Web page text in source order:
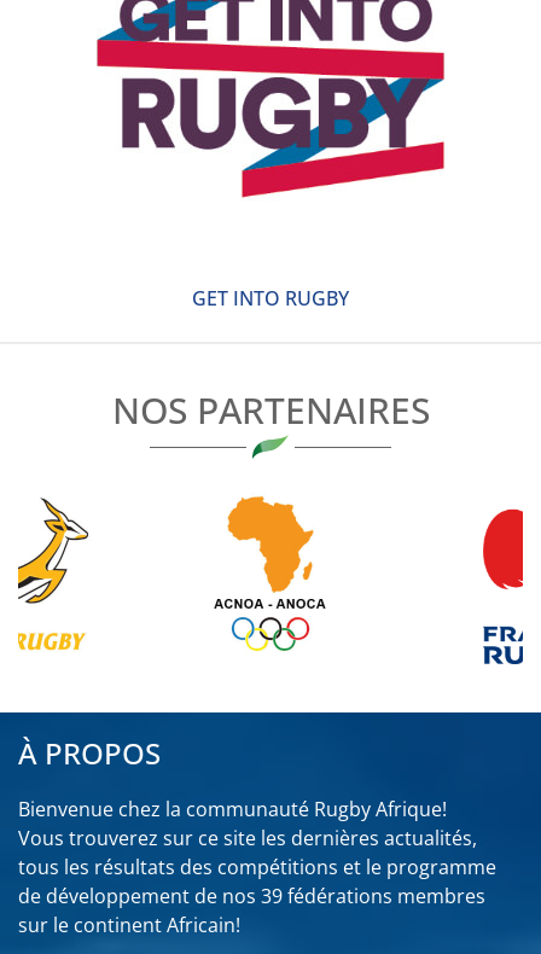
GET INTO RUGBY
NOS PARTENAIRES
À PROPOS
Bienvenue chez la communauté Rugby Afrique!
Vous trouverez sur ce site les dernières actualités,
tous les résultats des compétitions et le programme
de développement de nos 39 fédérations membres
sur le continent Africain!